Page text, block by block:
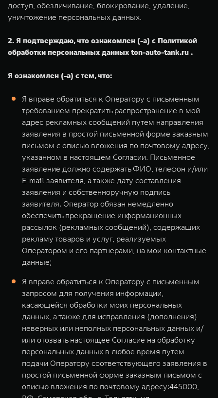
доступ, обезличивание, блокирование, удаление,
уничтожение персональных данных.
2. Я подтверждаю, что ознакомлен (-а) с Политикой
обработки персональных данных ton-auto-tank.ru .
Я ознакомлен (-а) с тем, что:
Я вправе обратиться к Оператору с письменным
требованием прекратить распространение в мой
адрес рекламных сообщений путем направления
заявления в простой письменной форме заказным
письмом с описью вложения по почтовому адресу,
указанном в настоящем Согласии. Письменное
заявление должно содержать ФИО, телефон и/или
E-mail заявителя, а также дату составления
заявления и собственноручную подпись
заявителя. Оператор обязан немедленно
обеспечить прекращение информационных
рассылок (рекламных сообщений), содержащих
рекламу товаров и услуг, реализуемых
Оператором и его партнерами, на мои контактные
данные;
Я вправе обратиться к Оператору с письменным
запросом для получения информации,
касающейся обработки моих персональных
данных, а также для исправления (дополнения)
неверных или неполных персональных данных и/
или отозвать настоящее Согласие на обработку
персональных данных в любое время путем
подачи Оператору соответствующего заявления в
простой письменной форме заказным письмом с
описью вложения по почтовому адресу:445000,